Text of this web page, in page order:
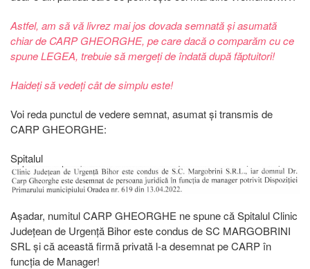
Astfel, am să vă livrez mai jos dovada semnată și asumată
chiar de CARP GHEORGHE, pe care dacă o comparăm cu ce
spune LEGEA, trebuie să mergeți de îndată după făptuitori!
Haideți să vedeți cât de simplu este!
Voi reda punctul de vedere semnat, asumat și transmis de
CARP GHEORGHE:
Spitalul
Așadar, numitul CARP GHEORGHE ne spune că Spitalul Clinic
Județean de Urgență Bihor este condus de SC MARGOBRINI
SRL și că această firmă privată l-a desemnat pe CARP în
funcția de Manager!